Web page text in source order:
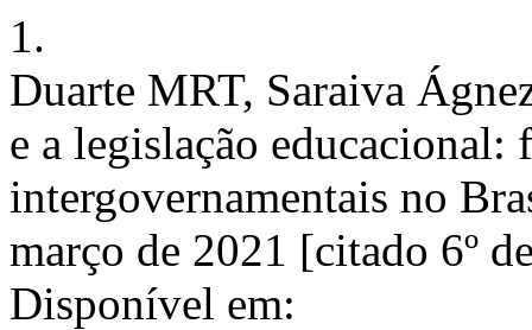
1.
Duarte MRT, Saraiva
e a legislação educacional:
intergovernamentais no
março de 2021 [citado 6º
Disponível em: